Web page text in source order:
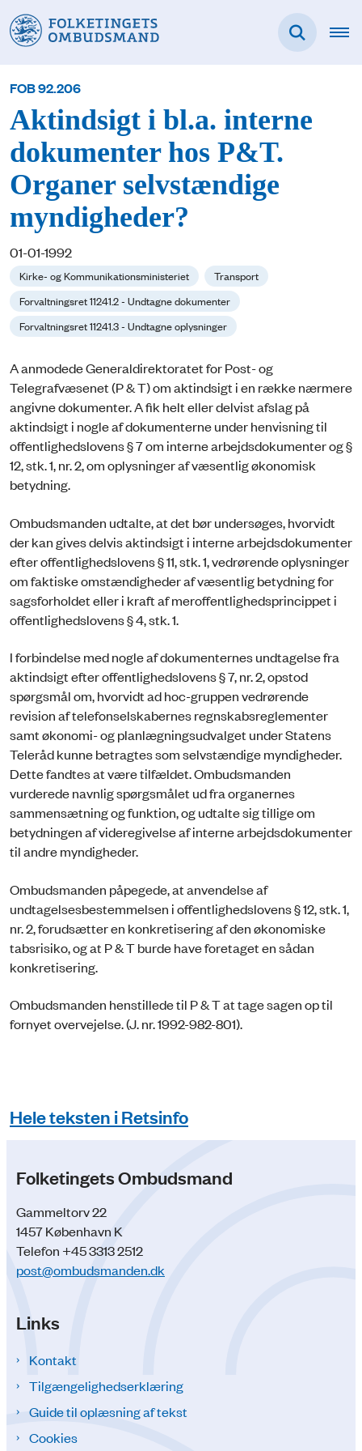
FOB 92.206
Aktindsigt i bl.a. interne
dokumenter hos P&T.
Organer selvstændige
myndigheder?
01-01-1992
Kirke- og Kommunikationsministeriet
Transport
Forvaltningsret 11241.2 - Undtagne dokumenter
Forvaltningsret 11241.3 - Undtagne oplysninger
A anmodede Generaldirektoratet for Post- og
Telegrafvæsenet (P & T) om aktindsigt i en række nærmere
angivne dokumenter. A fik helt eller delvist afslag på
aktindsigt i nogle af dokumenterne under henvisning til
offentlighedslovens § 7 om interne arbejdsdokumenter og §
12, stk. 1, nr. 2, om oplysninger af væsentlig økonomisk
betydning.
Ombudsmanden udtalte, at det bør undersøges, hvorvidt
der kan gives delvis aktindsigt i interne arbejdsdokumenter
efter offentlighedslovens § 11, stk. 1, vedrørende oplysninger
om faktiske omstændigheder af væsentlig betydning for
sagsforholdet eller i kraft af meroffentlighedsprincippet i
offentlighedslovens § 4, stk. 1.
I forbindelse med nogle af dokumenternes undtagelse fra
aktindsigt efter offentlighedslovens § 7, nr. 2, opstod
spørgsmål om, hvorvidt ad hoc-gruppen vedrørende
revision af telefonselskabernes regnskabsreglementer
samt økonomi- og planlægningsudvalget under Statens
Teleråd kunne betragtes som selvstændige myndigheder.
Dette fandtes at være tilfældet. Ombudsmanden
vurderede navnlig spørgsmålet ud fra organernes
sammensætning og funktion, og udtalte sig tillige om
betydningen af videregivelse af interne arbejdsdokumenter
til andre myndigheder.
Ombudsmanden påpegede, at anvendelse af
undtagelsesbestemmelsen i offentlighedslovens § 12, stk. 1,
nr. 2, forudsætter en konkretisering af den økonomiske
tabsrisiko, og at P & T burde have foretaget en sådan
konkretisering.
Ombudsmanden henstillede til P & T at tage sagen op til
fornyet overvejelse. (J. nr. 1992-982-801).
Hele teksten i Retsinfo
Folketingets Ombudsmand
Gammeltorv 22
1457 København K
Telefon +45 3313 2512
post@ombudsmanden.dk
Links
Kontakt
Tilgængelighedserklæring
Guide til oplæsning af tekst
Cookies